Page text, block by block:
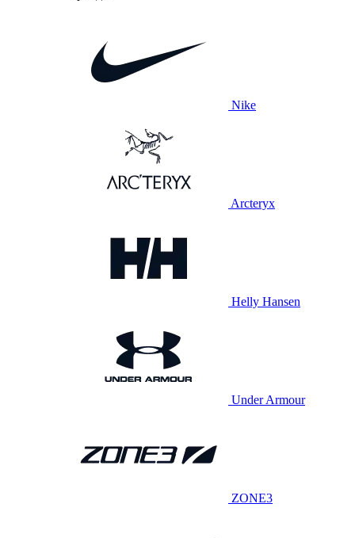
Nike
Arcteryx
Helly Hansen
Under Armour
ZONE3